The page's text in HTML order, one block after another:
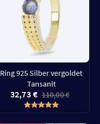
Ring 925 Silber vergoldet
Tansanit
32,73 € 110,00 €